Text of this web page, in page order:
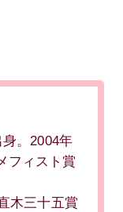
。2004年
フィスト賞
木三十五賞